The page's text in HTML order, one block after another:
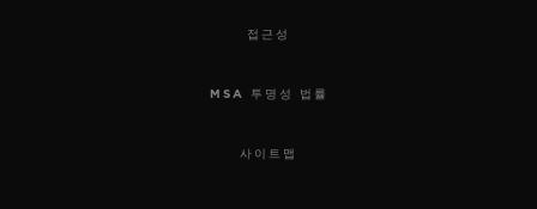
접근성
MSA 투명성 법률
사이트맵